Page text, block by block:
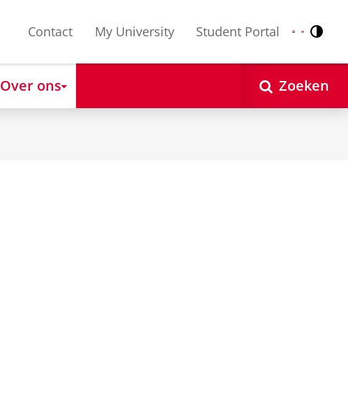
Contact My University Student Portal Nederlands
English
Over ons Zoeken